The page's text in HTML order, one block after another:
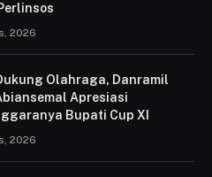
2026
Olahraga, Danramil
Apresiasi
Bupati Cup XI
2026